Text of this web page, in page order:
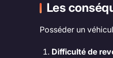
Les
Posséder un
Difficulté de